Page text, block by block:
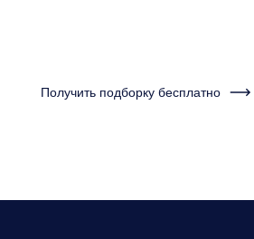
Получить подборку бесплатно